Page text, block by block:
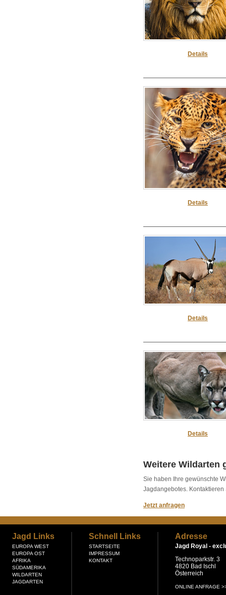
Details
Details
Details
Details
Weitere Wildarten
Sie haben Ihre gewünschte
Jagdangebotes.
Jetzt anfragen
Jagd Links
EUROPA WEST
EUROPA OST
AFRIKA
SÜDAMERIKA
WILDARTEN
JAGDARTEN
Schnell Links
STARTSEITE
IMPRESSUM
KONTAKT
Adresse
Jagd Royal -
Technoparkstr. 3
4820 Bad Ischl
Österreich
ONLINE ANFRAGE